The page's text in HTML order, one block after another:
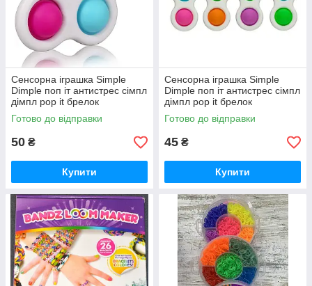
Сенсорна іграшка Simple
Dimple поп іт антистрес сімпл
дімпл pop it брелок
Готово до відправки
50 ₴
Купити
Сенсорна іграшка Simple
Dimple поп іт антистрес сімпл
дімпл pop it брелок
Готово до відправки
45 ₴
Купити